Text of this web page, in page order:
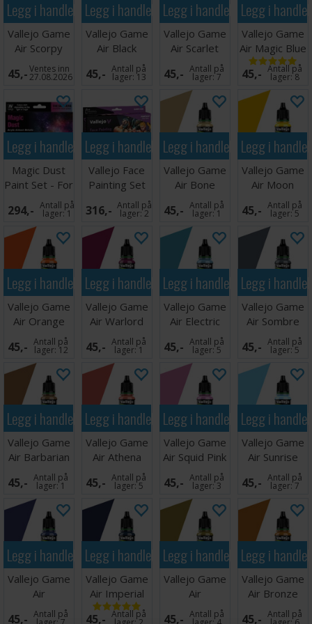
Vallejo # 76.050
Legg i handlekurven
Vallejo Game
Air Scorpy
Green
45,-Ventes inn
27.08.2026
Legg i handlekurven
Vallejo Game
Air Black
45,- Antall på
lager: 13
Legg i handlekurven
Vallejo Game
Air Scarlet
Red
45,- Antall på
lager:7
Legg i
Vallejo Game
Air Magic Blue
45,- Antall på
lager:8
Legg i handlekurven
Magic Dust
Paint Set - For
Airbrush
294,- Antall på
lager:1
Legg i handlekurven
Vallejo Face
Painting Set
316,- Antall på
lager:2
Legg i handlekurven
Vallejo Game
Air Bone
White
45,- Antall på
lager:1
Legg i
Vallejo Game
Air Moon
Yellow
45,- Antall på
lager:5
Legg i handlekurven
Vallejo Game
Air Orange
Fire
45,- Antall på
lager: 12
Legg i handlekurven
Vallejo Game
Air Warlord
Purple
45,- Antall på
lager:1
Legg i handlekurven
Vallejo Game
Air Electric
Blue
45,- Antall på
lager:5
Legg i
Vallejo Game
Air Sombre
Grey
45,- Antall på
lager:5
Legg i handlekurven
Vallejo Game
Air Barbarian
Skin
45,- Antall på
lager:1
Legg i handlekurven
Vallejo Game
Air Athena
Skin
45,- Antall på
lager:5
Legg i handlekurven
Vallejo Game
Air Squid Pink
45,- Antall på
lager:3
Legg i
Vallejo Game
Air Sunrise
Blue
45,- Antall på
lager:7
Legg i handlekurven
Vallejo Game
Air
Ultramarine
45,- Antall på
Legg i handlekurven
Vallejo Game
Air Imperial
Blue
45,- Antall på
Legg i handlekurven
Vallejo Game
Air
Camouflage
45,- Antall på
Legg i
Vallejo Game
Air Bronze
Brown
45,- Antall på